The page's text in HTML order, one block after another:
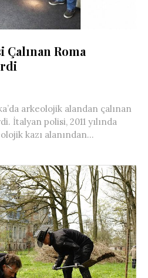
Roma
arkeolojik alandan çalınan
İtalyan polisi, 2011 yılında
kazı alanından...